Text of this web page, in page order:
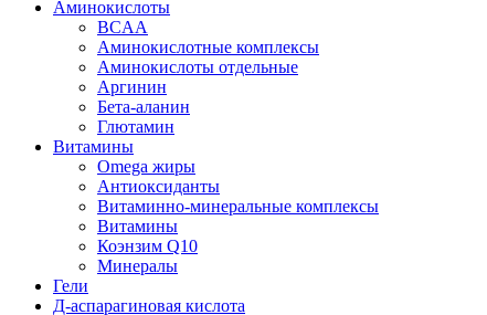
Аминокислоты
BCAA
Аминокислотные комплексы
Аминокислоты отдельные
Аргинин
Бета-аланин
Глютамин
Витамины
Omega жиры
Антиоксиданты
Витаминно-минеральные комплексы
Витамины
Коэнзим Q10
Минералы
Гели
Д-аспарагиновая кислота